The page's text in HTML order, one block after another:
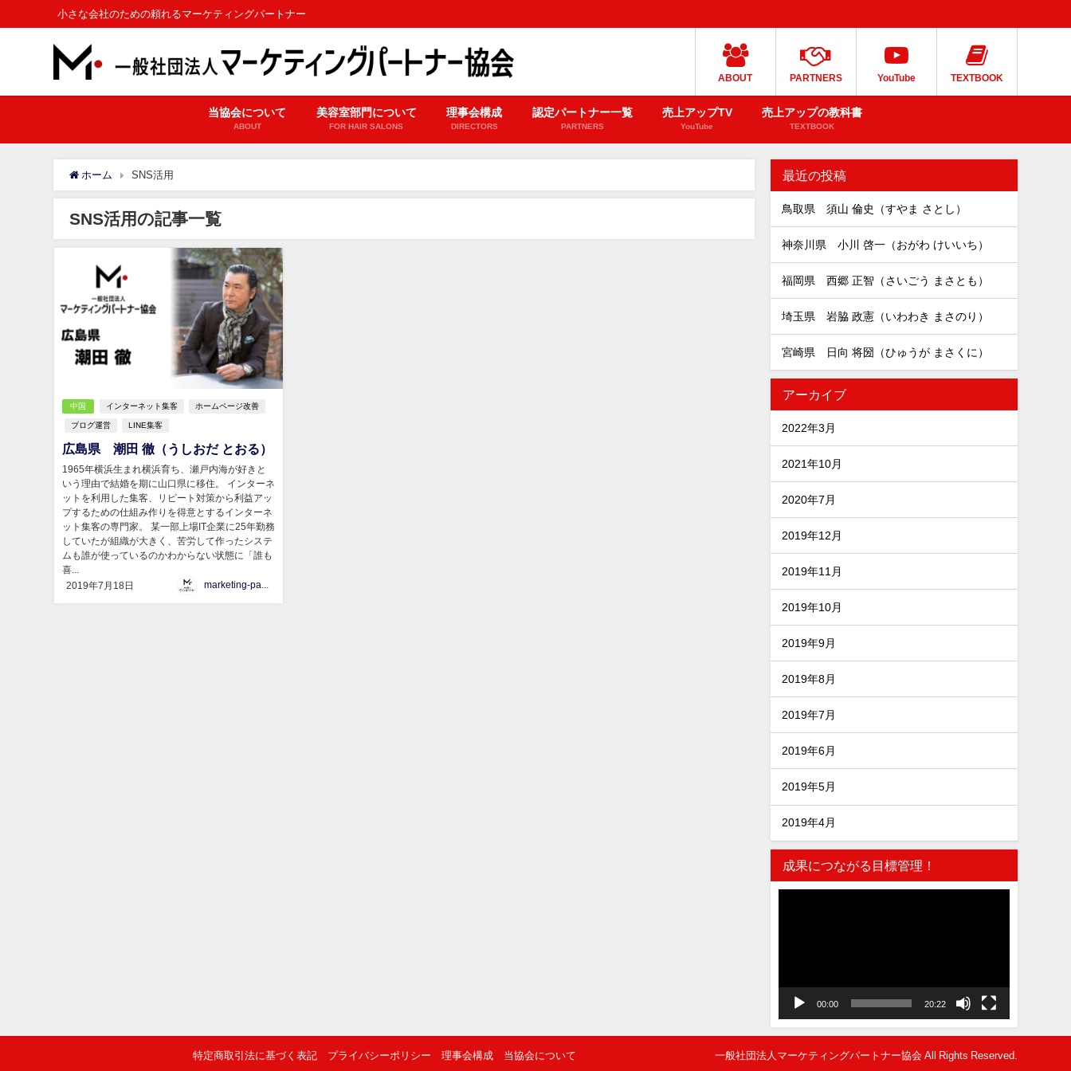
小さな会社のための頼れるマーケティングパートナー
ABOUT PARTNERS YouTube TEXTBOOK
当協会について
ABOUT
美容室部門について
FOR HAIR SALONS
理事会構成
DIRECTORS
認定パートナー一覧
PARTNERS
売上アップTV
YouTube
売上アップの教科書
TEXTBOOK
ホーム SNS活用
SNS活用の記事一覧
中国 インターネット集客 ホームページ改善
ブログ運営 LINE集客
広島県 潮田 徹（うしおだ とおる）
1965年横浜生まれ横浜育ち、瀬戸内海が好きと
いう理由で結婚を期に山口県に移住。 インターネ
ットを利用した集客、リピート対策から利益アッ
プするための仕組み作りを得意とするインターネ
ット集客の専門家。 某一部上場IT企業に25年勤務
していたが組織が大きく、苦労して作ったシステ
ムも誰が使っているのかわからない状態に「誰も
喜...
2019年7月18日
marketing-partner
最近の投稿
鳥取県 須山 倫史（すやま さとし）
神奈川県 小川 啓一（おがわ けいいち）
福岡県 西郷 正智（さいごう まさとも）
埼玉県 岩脇 政憲（いわわき まさのり）
宮崎県 日向 将圀（ひゅうが まさくに）
アーカイブ
2022年3月
2021年10月
2020年7月
2019年12月
2019年11月
2019年10月
2019年9月
2019年8月
2019年7月
2019年6月
2019年5月
2019年4月
成果につながる目標管理！
00:00 20:22
特定商取引法に基づく表記 プライバシーポリシー 理事会構成 当協会について 一般社団法人マーケティングパートナー協会 All Rights Reserved.